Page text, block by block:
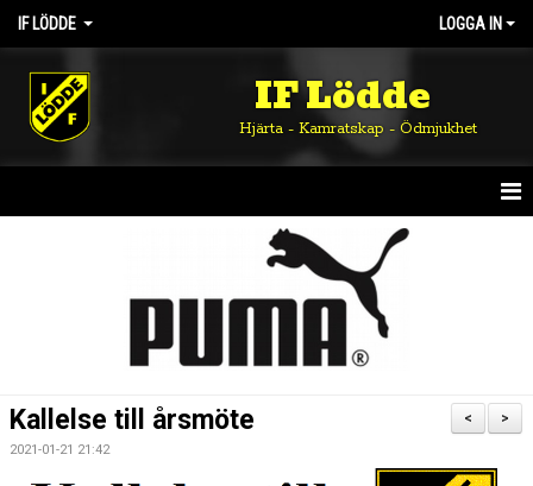
IF LÖDDE LOGGA IN
IF Lödde
Hjärta - Kamratskap - Ödmjukhet
MATCHER
>
<
Kallelse till årsmöte
2021-01-21 21:42